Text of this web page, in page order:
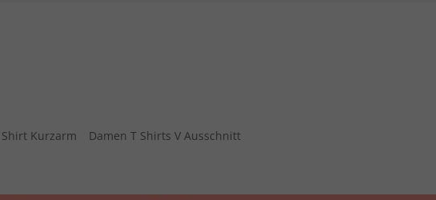
Kurzarm
Damen T Shirts V Ausschnitt